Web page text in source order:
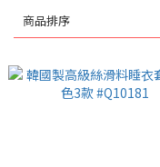
商品排序